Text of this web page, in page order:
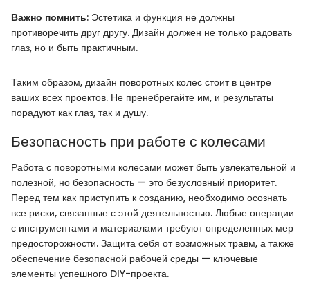
Важно помнить: Эстетика и функция не должны
противоречить друг другу. Дизайн должен не только радовать
глаз, но и быть практичным.
Таким образом, дизайн поворотных колес стоит в центре
ваших всех проектов. Не пренебрегайте им, и результаты
порадуют как глаз, так и душу.
Безопасность при работе с колесами
Работа с поворотными колесами может быть увлекательной и
полезной, но безопасность — это безусловный приоритет.
Перед тем как приступить к созданию, необходимо осознать
все риски, связанные с этой деятельностью. Любые операции
с инструментами и материалами требуют определенных мер
предосторожности. Защита себя от возможных травм, а также
обеспечение безопасной рабочей среды — ключевые
элементы успешного DIY-проекта.